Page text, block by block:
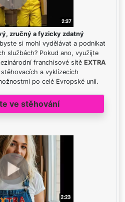
zručný a fyzicky zdatný
si mohl vydělávat a podnikat
službách? Pokud ano, využijte
franchisové sítě EXTRA
a vyklízecích
po celé Evropské unii.
ve stěhování